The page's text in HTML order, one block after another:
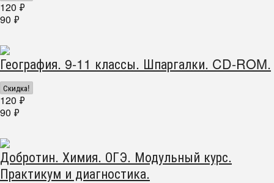
120 ₽
90 ₽
География. 9-11 классы. Шпаргалки. CD-ROM.
Скидка!
120 ₽
90 ₽
Добротин. Химия. ОГЭ. Модульный курс.
Практикум и диагностика.